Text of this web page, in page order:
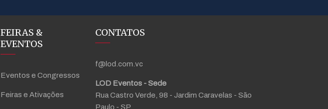
FEIRAS &
EVENTOS
Eventos e Congressos
Feiras e Ativações
CONTATOS
f@lod.com.vc
LOD Eventos - Sede
Rua Castro Verde, 98 - Jardim Caravelas - São
Paulo - SP